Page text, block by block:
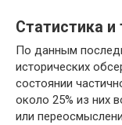
Статистика и
По данным
исторических
состоянии
около 25% из них
или